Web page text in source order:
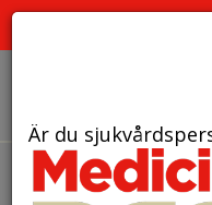
den 10 januari 2022
Är du